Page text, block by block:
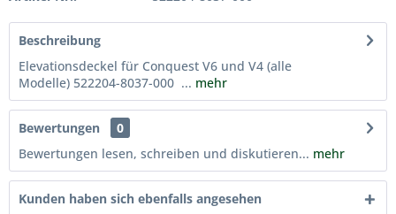
Beschreibung
Elevationsdeckel für Conquest V6 und V4 (alle
Modelle) 522204-8037-000 ... mehr
Bewertungen
0
Bewertungen lesen, schreiben und diskutieren... mehr
Kunden haben sich ebenfalls angesehen